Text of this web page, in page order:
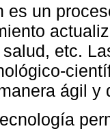
es un
etc.
ágil y